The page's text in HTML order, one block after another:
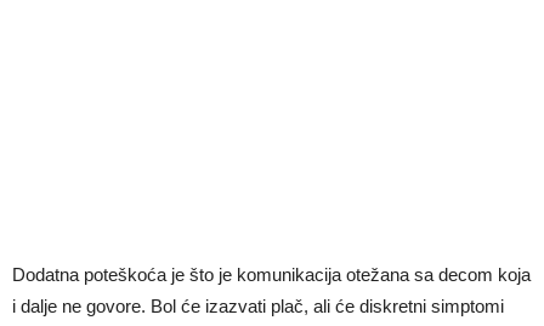
Dodatna poteškoća je što je komunikacija otežana sa decom koja
i dalje ne govore. Bol će izazvati plač, ali će diskretni simptomi